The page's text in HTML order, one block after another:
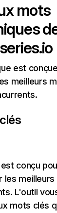
mots
est
meilleurs
est conçu
les
L'outil
mots clés